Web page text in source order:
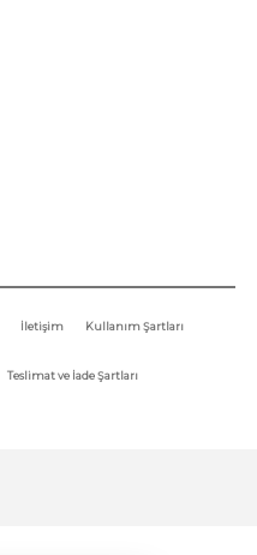
İletişim Kullanım Şartları
Teslimat ve İade Şartları